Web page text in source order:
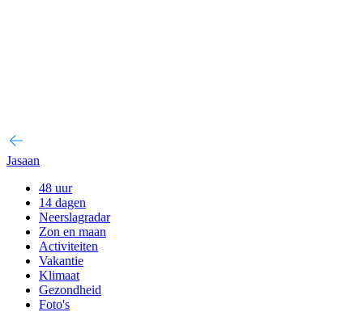
Jasaan
48 uur
14 dagen
Neerslagradar
Zon en maan
Activiteiten
Vakantie
Klimaat
Gezondheid
Foto's